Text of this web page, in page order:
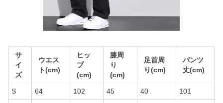
サ
イ
ズ
ウエス
ト(cm)
ヒッ
プ
(cm)
膝周
り
(cm)
足首周
り(cm)
パンツ
丈(cm)
S 64 102 45 40 101